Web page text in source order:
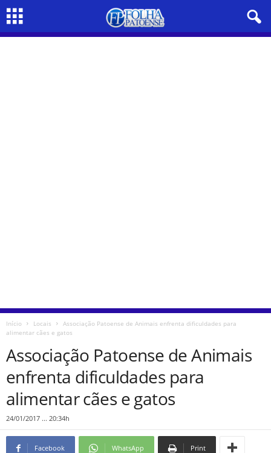
Início Locais
Associação Patoense de Animais enfrenta dificuldades para
alimentar cães e gatos
Associação Patoense de Animais
enfrenta dificuldades para
alimentar cães e gatos
24/01/2017 ... 20:34h
Facebook WhatsApp Print